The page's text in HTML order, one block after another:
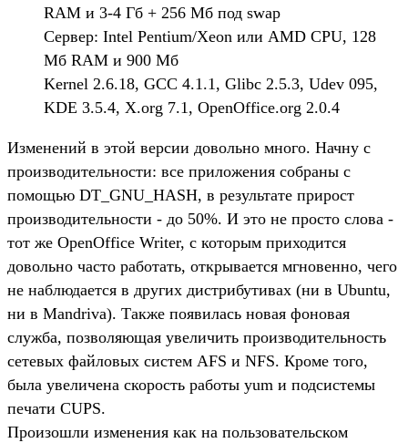
RAM и 3-4 Гб + 256 Мб под swap
Сервер: Intel Pentium/Xeon или AMD CPU, 128
Mб RAM и 900 Mб
Kernel 2.6.18, GCC 4.1.1, Glibc 2.5.3, Udev 095,
KDE 3.5.4, X.org 7.1, OpenOffice.org 2.0.4
Изменений в этой версии довольно много. Начну с
производительности: все приложения собраны с
помощью DT_GNU_HASH, в результате прирост
производительности - до 50%. И это не просто слова -
тот же OpenOffice Writer, с которым приходится
довольно часто работать, открывается мгновенно, чего
не наблюдается в других дистрибутивах (ни в Ubuntu,
ни в Mandriva). Также появилась новая фоновая
служба, позволяющая увеличить производительность
сетевых файловых систем AFS и NFS. Кроме того,
была увеличена скорость работы yum и подсистемы
печати CUPS.
Произошли изменения как на пользовательском